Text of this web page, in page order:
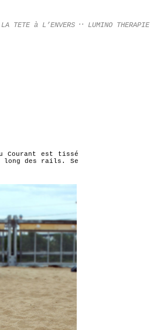
LA TETE à L’ENVERS LUMINO THERAPIE
Courant est tissé
long des rails. Se